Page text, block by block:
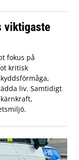
viktigaste
fokus på
kritisk
liv. Samtidigt